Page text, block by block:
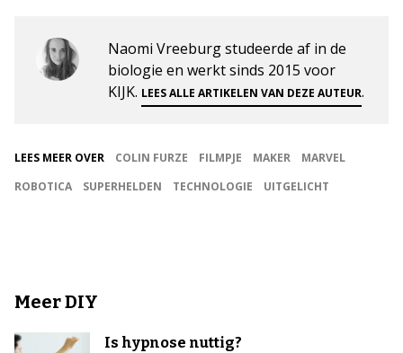
Naomi Vreeburg studeerde af in de
biologie en werkt sinds 2015 voor
KIJK. LEES ALLE ARTIKELEN VAN DEZE AUTEUR.
LEES MEER OVER COLIN FURZE FILMPJE MAKER
MARVEL
ROBOTICA
SUPERHELDEN TECHNOLOGIE UITGELICHT
Meer DIY
Is hypnose nuttig?